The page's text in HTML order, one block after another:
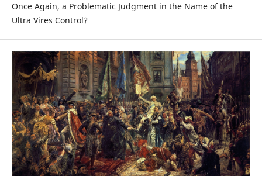
Once Again, a Problematic Judgment in the Name of the
Ultra Vires Control?